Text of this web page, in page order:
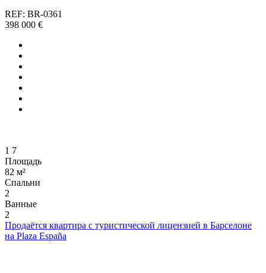
REF: BR-0361
398 000 €
1 7
Площадь
82 м²
Спальни
2
Ванные
2
Продаётся квартира с туристической лицензией в Барселоне
на Plaza España